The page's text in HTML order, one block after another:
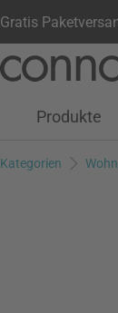
Gratis
Kundenkonto
Wunschliste
Produkte
Kategorien